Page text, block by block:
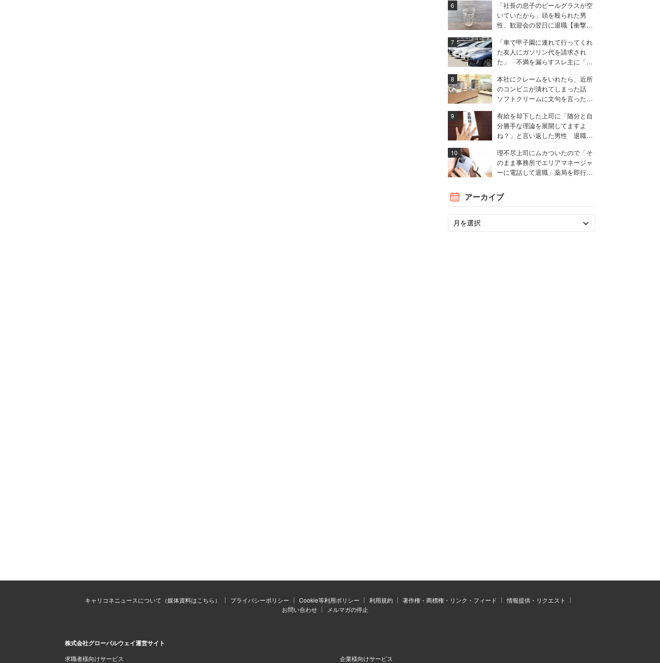
「社長の息子のビールグラスが空
いていたから」頭を殴られた男
性、歓迎会の翌日に退職【衝撃エ
「車で甲子園に連れて行ってくれ
た友人にガソリン代を請求され
た」 不満を漏らすスレ主に「言
本社にクレームをいれたら、近所
のコンビニが潰れてしまった話
ソフトクリームに文句を言ったと
有給を却下した上司に「随分と自
分勝手な理論を展開してますよ
ね？」と言い返した男性 退職届
理不尽上司にムカついたので「そ
のまま事務所でエリアマネージャ
ーに電話して退職」薬局を即行で
アーカイブ
キャリコネニュースについて（媒体資料はこちら） プライバシーポリシー Cookie等利用ポリシー 利用規約 著作権・商標権・リンク・フィード
情報提供・リクエスト
お問い合わせ
メルマガの停止
株式会社グローバルウェイ運営サイト
求職者様向けサービス 企業様向けサービス